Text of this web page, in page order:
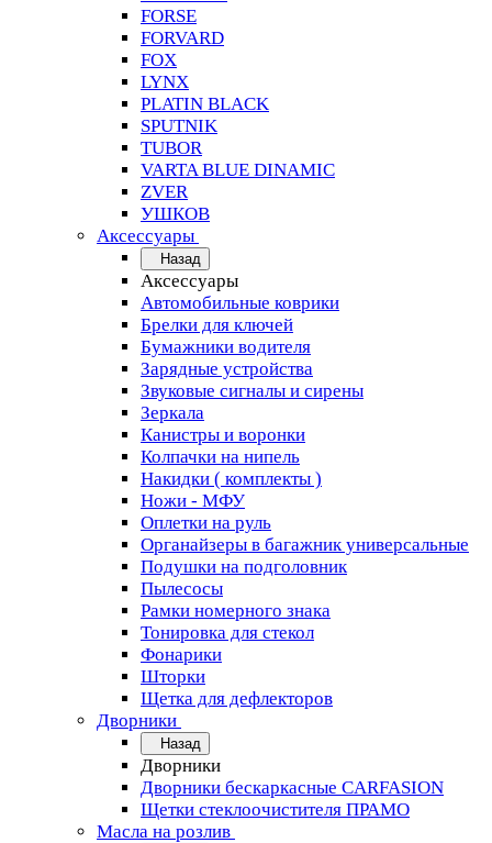
FORSE
FORVARD
FOX
LYNX
PLATIN BLACK
SPUTNIK
TUBOR
VARTA BLUE DINAMIC
ZVER
УШКОВ
Аксессуары
Назад
Аксессуары
Автомобильные коврики
Брелки для ключей
Бумажники водителя
Зарядные устройства
Звуковые сигналы и сирены
Зеркала
Канистры и воронки
Колпачки на нипель
Накидки ( комплекты )
Ножи - МФУ
Оплетки на руль
Органайзеры в багажник универсальные
Подушки на подголовник
Пылесосы
Рамки номерного знака
Тонировка для стекол
Фонарики
Шторки
Щетка для дефлекторов
Дворники
Назад
Дворники
Дворники бескаркасные CARFASION
Щетки стеклоочистителя ПРАМО
Масла на розлив